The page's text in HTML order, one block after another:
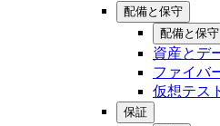
配備と保守
配備と保守
資産とデ
ファイバ
仮想テス
保証